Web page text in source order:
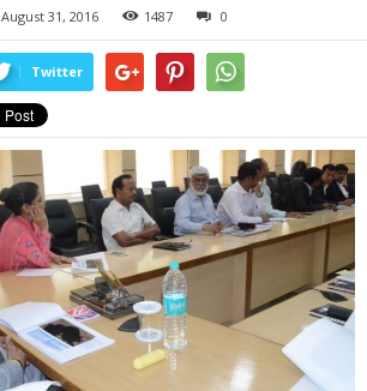
August 31, 2016 1487 0
Twitter